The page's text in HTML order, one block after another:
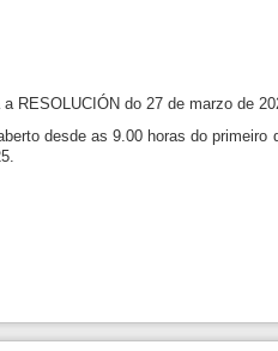
RESOLUCIÓN do 27 de marzo de
desde as 9.00 horas do